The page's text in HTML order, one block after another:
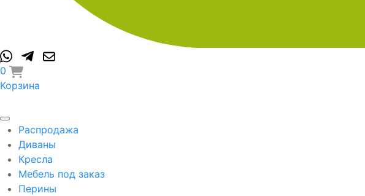
0
Корзина
Распродажа
Диваны
Кресла
Мебель под заказ
Перины